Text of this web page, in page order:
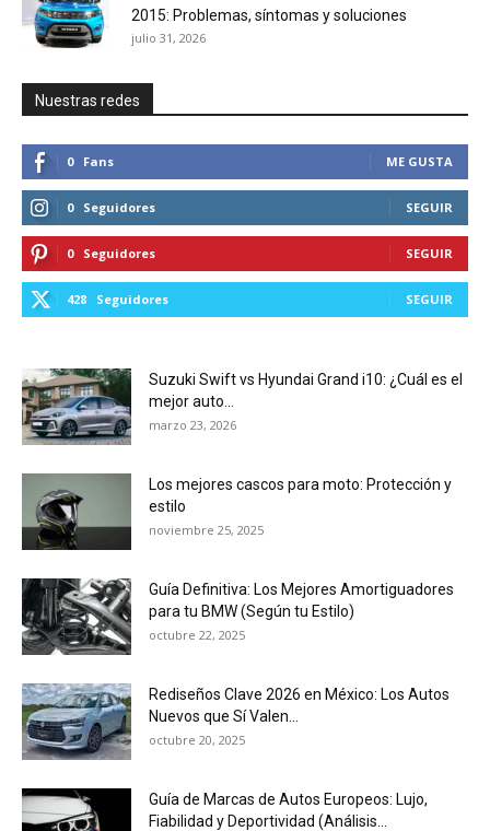
2015: Problemas, síntomas y soluciones
julio 31, 2026
Nuestras redes
0 Fans ME GUSTA
0 Seguidores SEGUIR
0 Seguidores SEGUIR
428 Seguidores SEGUIR
Suzuki Swift vs Hyundai Grand i10: ¿Cuál es el
mejor auto...
marzo 23, 2026
Los mejores cascos para moto: Protección y
estilo
noviembre 25, 2025
Guía Definitiva: Los Mejores Amortiguadores
para tu BMW (Según tu Estilo)
octubre 22, 2025
Rediseños Clave 2026 en México: Los Autos
Nuevos que Sí Valen...
octubre 20, 2025
Guía de Marcas de Autos Europeos: Lujo,
Fiabilidad y Deportividad (Análisis...